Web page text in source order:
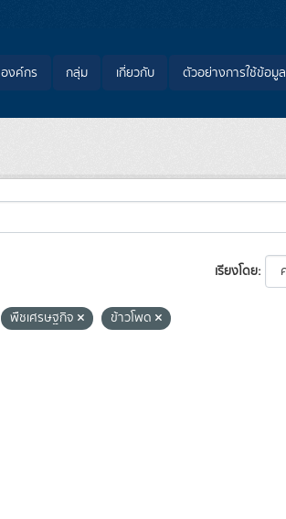
องค์กร กลุ่ม เกี่ยวกับ ตัวอย่างการใช้ข้อมูล
เรียงโดย
พืชเศรษฐกิจ ข้าวโพด